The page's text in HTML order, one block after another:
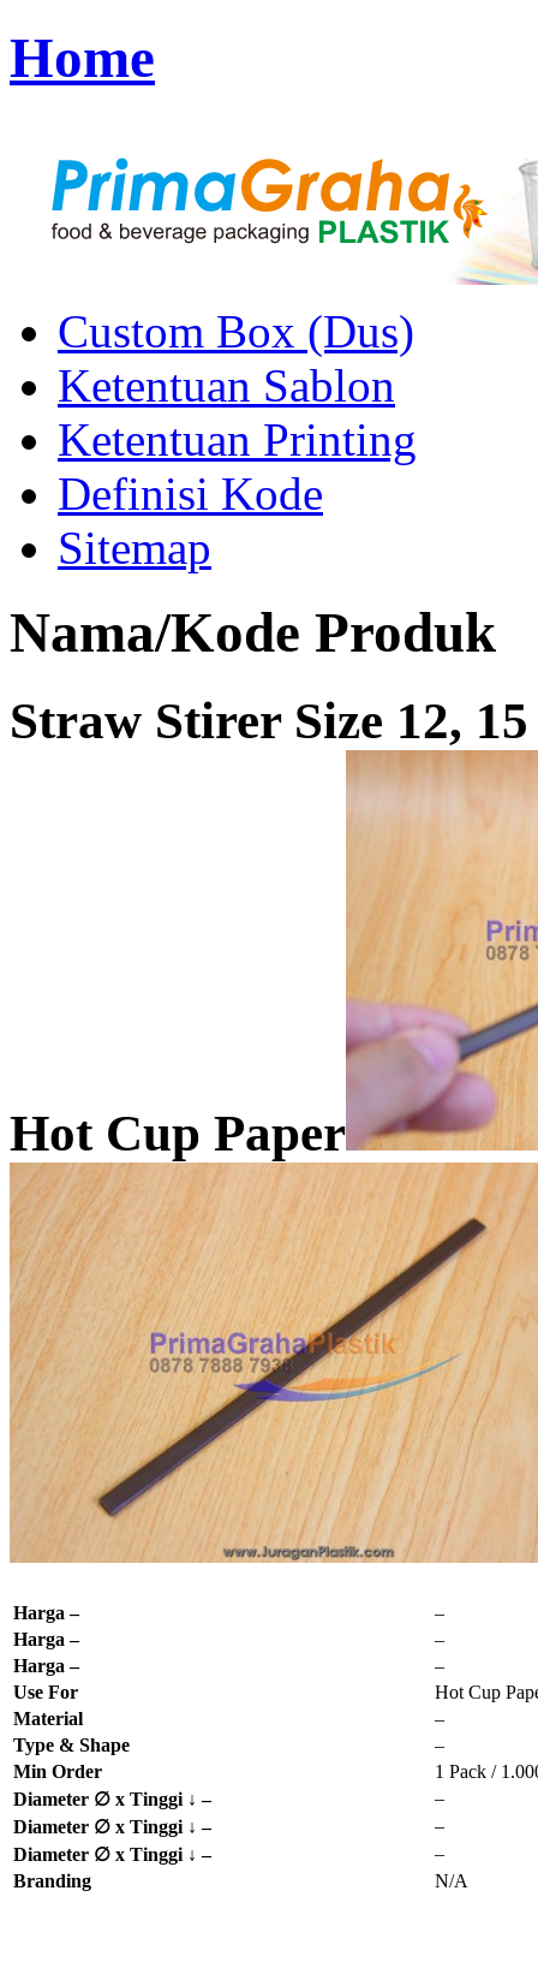
Home
Custom Box (Dus)
Ketentuan Sablon
Ketentuan Printing
Definisi Kode
Sitemap
Nama/Kode Produk
Straw Stirer Size 12,
Hot Cup Paper
Harga –
–
Harga –
–
Harga –
–
Use For
Hot Cup
Material
–
Type & Shape
–
Min Order
1 Pack /
Diameter ∅ x Tinggi ↓ –
–
Diameter ∅ x Tinggi ↓ –
–
Diameter ∅ x Tinggi ↓ –
–
Branding
N/A